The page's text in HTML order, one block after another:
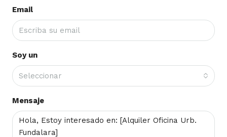
Email
Soy un
Seleccionar
Mensaje